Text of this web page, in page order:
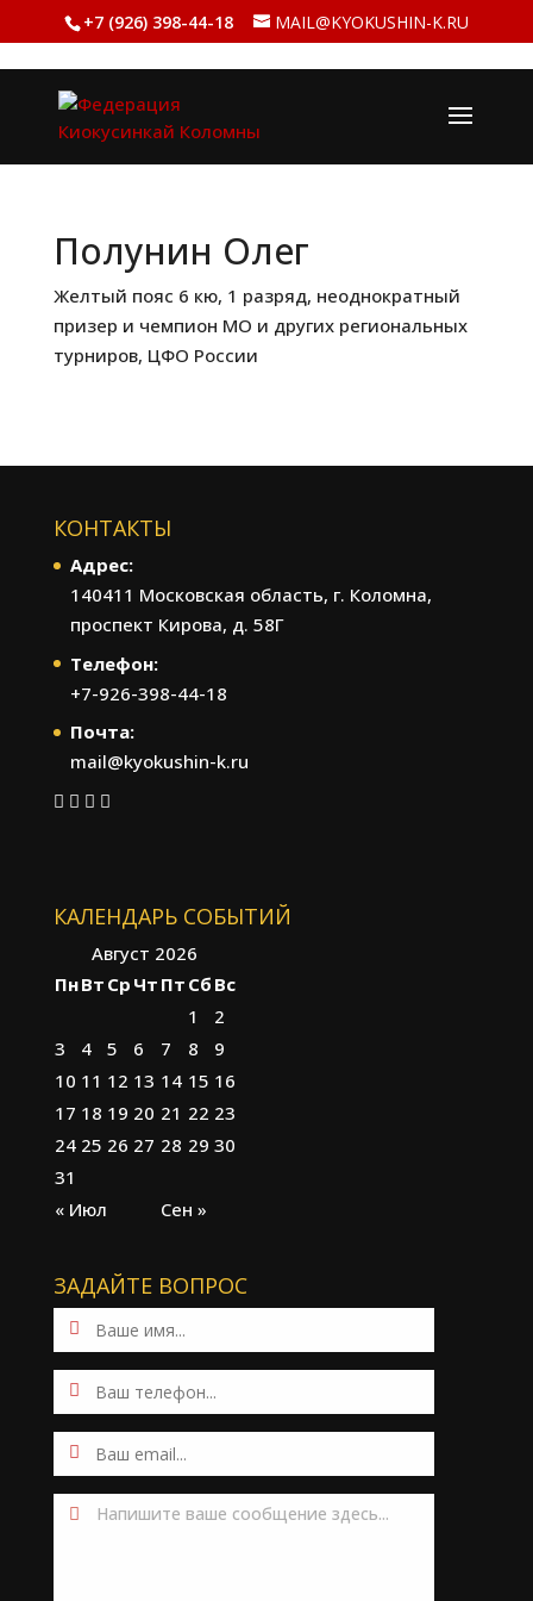
+7 (926) 398-44-18 MAIL@KYOKUSHIN-K.RU
Полунин Олег
Желтый пояс 6 кю, 1 разряд, неоднократный
призер и чемпион МО и других региональных
турниров, ЦФО России
КОНТАКТЫ
Адрес:
140411 Московская область, г. Коломна,
проспект Кирова, д. 58Г
Телефон:
+7-926-398-44-18
Почта:
mail@kyokushin-k.ru
КАЛЕНДАРЬ СОБЫТИЙ
Август 2026
ПнВт Ср Чт Пт Сб Вс
« Июл Сен »
1
2
3
4 5 6 7 8
9
10 11 12 13 14 15 16
17 18 19 20 21 22 23
24 25 26 27 28 29 30
31
ЗАДАЙТЕ ВОПРОС
Напишите ваше сообщение здесь...